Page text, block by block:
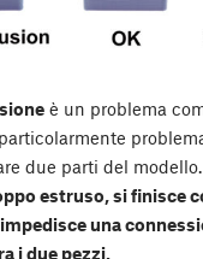
è un problema
due parti del modello.
estruso, si finisce
una
i due pezzi.